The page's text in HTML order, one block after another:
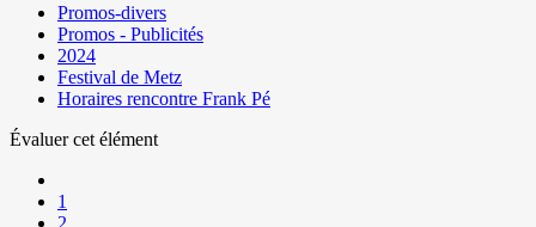
Promos-divers
Promos - Publicités
2024
Festival de Metz
Horaires rencontre Frank Pé
Évaluer cet élément
1
2